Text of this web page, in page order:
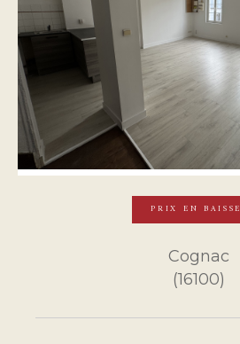
PRIX EN BAISSE
Cognac
(16100)